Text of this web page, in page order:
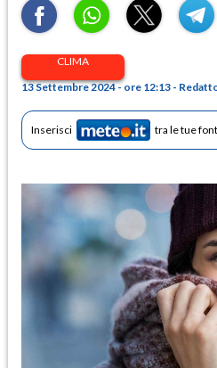
CLIMA
13 Settembre 2024 - ore 12:13 -
Inserisci tra le tue